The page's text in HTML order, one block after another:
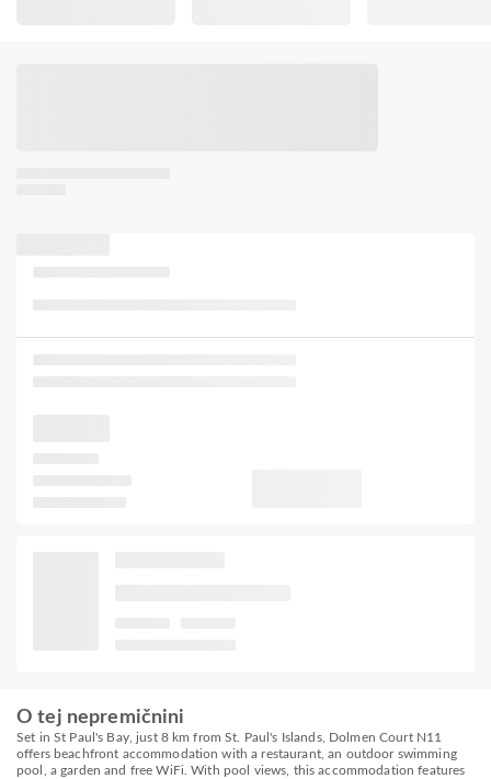
O tej nepremičnini
Set in St Paul's Bay, just 8 km from St. Paul's Islands, Dolmen Court N11
offers beachfront accommodation with a restaurant, an outdoor swimming
pool, a garden and free WiFi. With pool views, this accommodation features